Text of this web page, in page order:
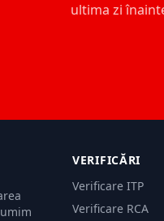
ultima zi
VERIFICĂRI
Verificare ITP
Verificare RCA